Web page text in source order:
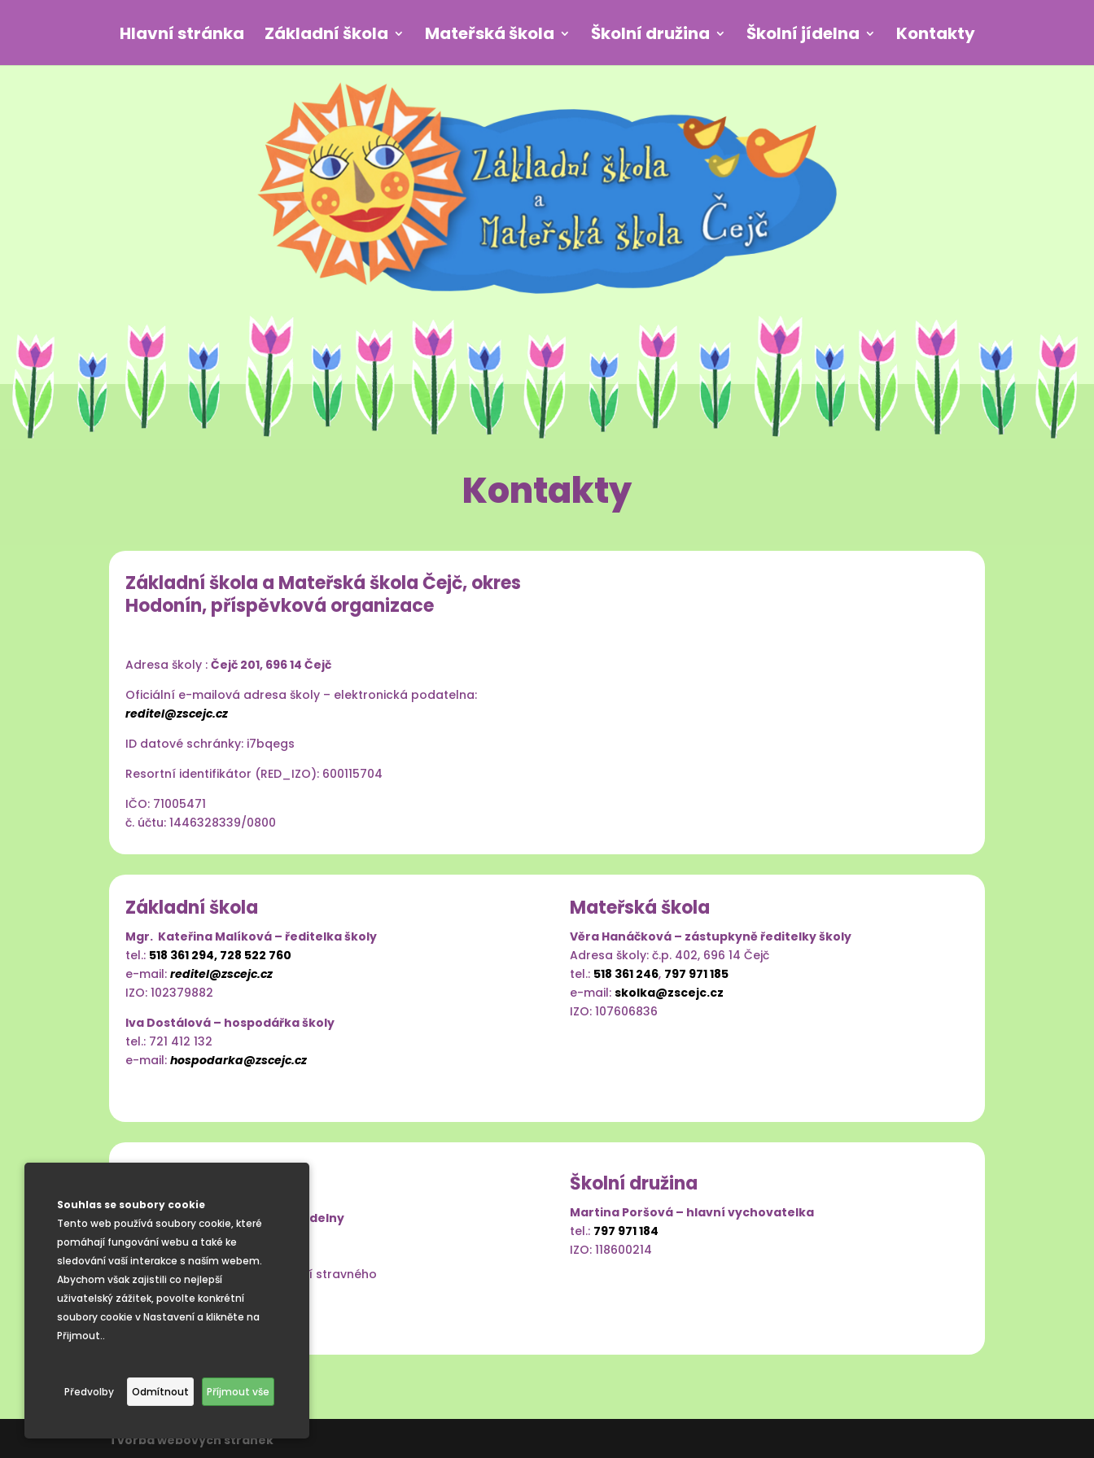
Souhlas se soubory cookie
Tento web používá soubory cookie, které
pomáhají fungování webu a také ke
sledování vaší interakce s naším webem.
Abychom však zajistili co nejlepší
uživatelský zážitek, povolte konkrétní
soubory cookie v Nastavení a klikněte na
Přijmout..
Předvolby Odmítnout Příjmout vše
Hlavní stránka Základní škola Mateřská škola Školní družina Školní jídelna Kontakty
Kontakty
Základní škola a Mateřská škola Čejč, okres
Hodonín, příspěvková organizace
Adresa školy :Čejč 201, 696 14 Čejč
Oficiální e-mailová adresa školy – elektronická podatelna:
reditel@zscejc.cz
ID datové schránky: i7bqegs
Resortní identifikátor (RED_IZO): 600115704
IČO: 71005471
č. účtu: 1446328339/0800
Základní škola
Mgr. Kateřina Malíková – ředitelka školy
tel.: 518 361 294, 728 522 760
e-mail:reditel@zscejc.cz
IZO: 102379882
Iva Dostálová – hospodářka školy
tel.: 721 412 132
e-mail:hospodarka@zscejc.cz
Mateřská škola
Věra Hanáčková – zástupkyně ředitelky školy
Adresa školy: č.p. 402, 696 14 Čejč
tel.: 518 361 246, 797 971 185
e-mail:skolka@zscejc.cz
IZO: 107606836
Lenka Malá – vedoucí školní jídelny
tel.:797 971 186
e-mail:jidelna@zscejc.cz
35-1446328339/0800 – placení stravného
IZO: 103155333
Školní družina
Martina Poršová – hlavní vychovatelka
tel.: 797 971 184
IZO: 118600214
Tvorba webových stránek